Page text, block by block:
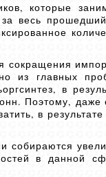
которые
весь
сокращения
из главных
в
Поэтому, даже
в результате
собираются
в данной